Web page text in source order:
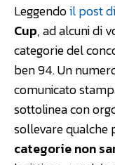
Leggendoil post
Cup, ad alcuni di
categorie del
ben 94. Un
comunicato
sottolinea con
sollevare qualche
categorie non